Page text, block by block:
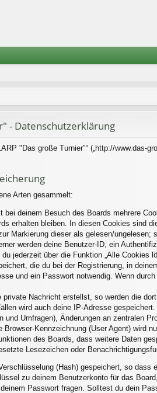
- Datenschutzerklärung
"Das große Turnier"“ („http://www.das-
Arten gesammelt:
bei deinem Besuch des Boards mehrere
erhalten bleiben. In diesen Cookies sind
Markierung dieser als gelesen/
werden deine Benutzer-ID, ein
jederzeit über die Funktion „Alle Cookies
die du bei der Registrierung, in
und ein Passwort notwendig. Wenn
private Nachricht erstellst, so werden die
wird auch deine IP-Adresse
und Umfragen), Änderungen an zentralen
Kennzeichnung (User Agent) wird
des Boards, dass weitere Daten
Lesezeichen oder
(Hash) gespeichert, so
zu deinem Benutzerkonto für das
Passwort fragen. Solltest du dein